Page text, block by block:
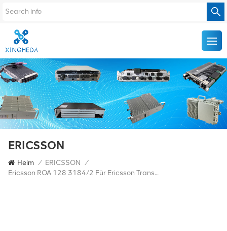
ERICSSON
Heim / ERICSSON /
Ericsson ROA 128 3184/2 Für Ericsson Transmission Equipment